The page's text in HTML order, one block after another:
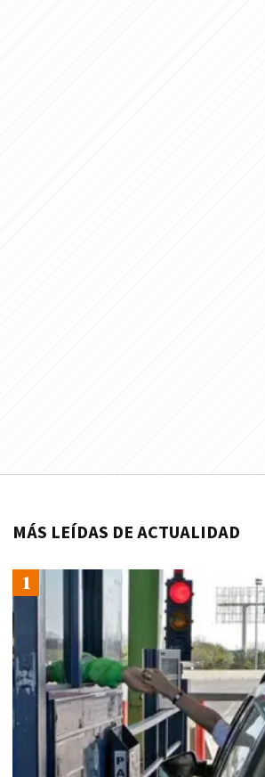
MÁS LEÍDAS DE ACTUALIDAD